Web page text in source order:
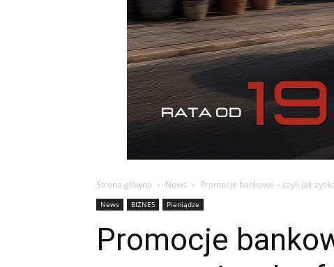
Strona główna News Promocje bankowe – czyli jak
News BIZNES Pieniądze
Promocje